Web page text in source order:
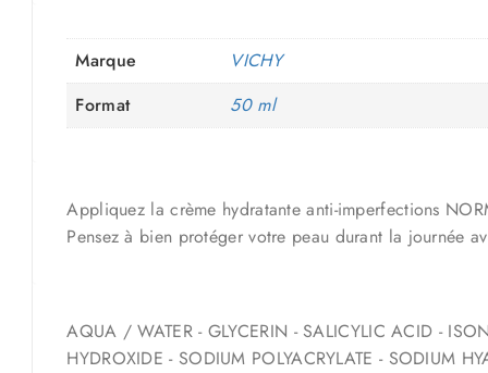
Marque
VICHY
Format
50 ml
Appliquez la crème hydratante anti-imperfections
Pensez à bien protéger votre peau durant la journée
AQUA / WATER - GLYCERIN - SALICYLIC ACID -
HYDROXIDE - SODIUM POLYACRYLATE - SODIUM